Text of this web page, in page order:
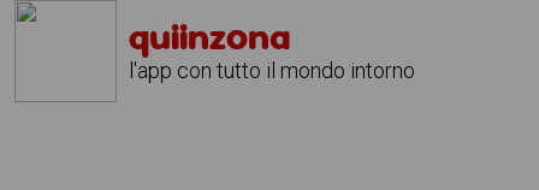
quiinzona
l'app con tutto il mondo intorno